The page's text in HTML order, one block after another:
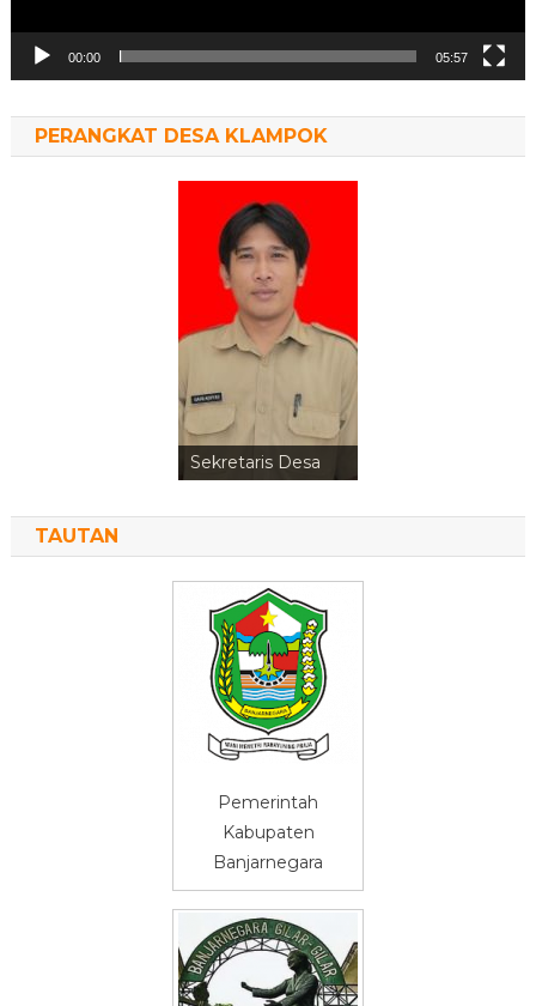
00:00 05:57
PERANGKAT DESA KLAMPOK
Sekretaris Desa
TAUTAN
Pemerintah
Kabupaten
Banjarnegara